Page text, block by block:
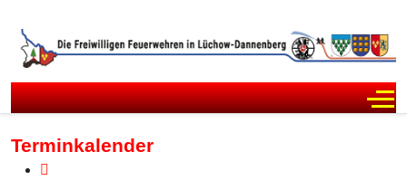
Terminkalender